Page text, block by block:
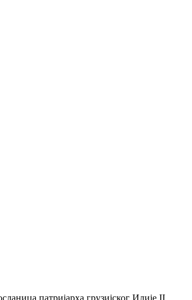
патријарха грузијског Илије II